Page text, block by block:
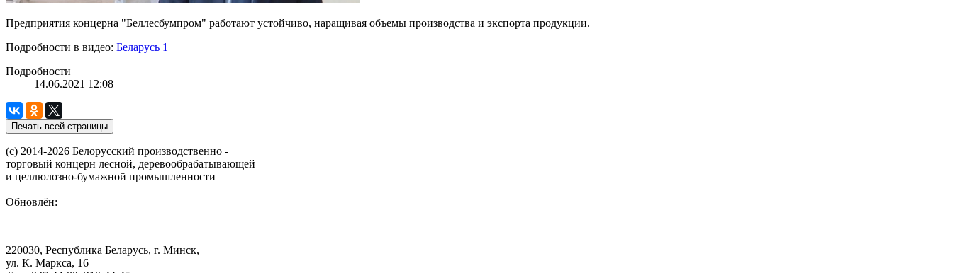
Предприятия концерна "Беллесбумпром" работают устойчиво, наращивая объемы производства и экспорта продукции.
Подробности в видео: Беларусь 1
Подробности
14.06.2021 12:08
(с) 2014-2026 Белорусский производственно -
торговый концерн лесной, деревообрабатывающей
и целлюлозно-бумажной промышленности
Обновлён:
220030, Республика Беларусь, г. Минск,
ул. К. Маркса, 16